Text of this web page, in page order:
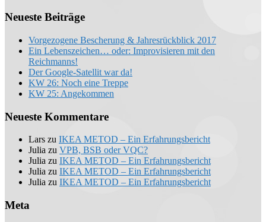
Neueste Beiträge
Vorgezogene Bescherung & Jahresrückblick 2017
Ein Lebenszeichen… oder: Improvisieren mit den
Reichmanns!
Der Google-Satellit war da!
KW 26: Noch eine Treppe
KW 25: Angekommen
Neueste Kommentare
Lars zu IKEA METOD – Ein Erfahrungsbericht
Julia zu VPB, BSB oder VQC?
Julia zu IKEA METOD – Ein Erfahrungsbericht
Julia zu IKEA METOD – Ein Erfahrungsbericht
Julia zu IKEA METOD – Ein Erfahrungsbericht
Meta